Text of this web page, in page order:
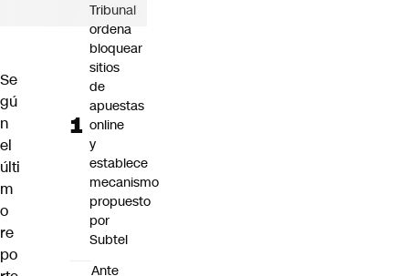
Se
gú
n
el
últi
m
o
re
po
Tribunal
ordena
bloquear
sitios
de
apuestas
online
y
establece
mecanismo
propuesto
por
Subtel
Ante